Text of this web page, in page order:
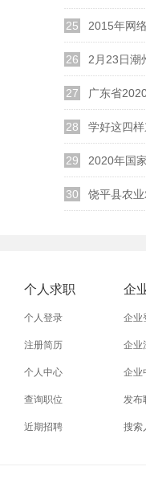
25 2015年网
26 2月23日潮
27 广东省
28 学好这四
29 2020年国
30 饶平县农
个人求职
个人登录
注册简历
个人中心
查询职位
近期招聘
企
企业
企业
企业
发布
搜索